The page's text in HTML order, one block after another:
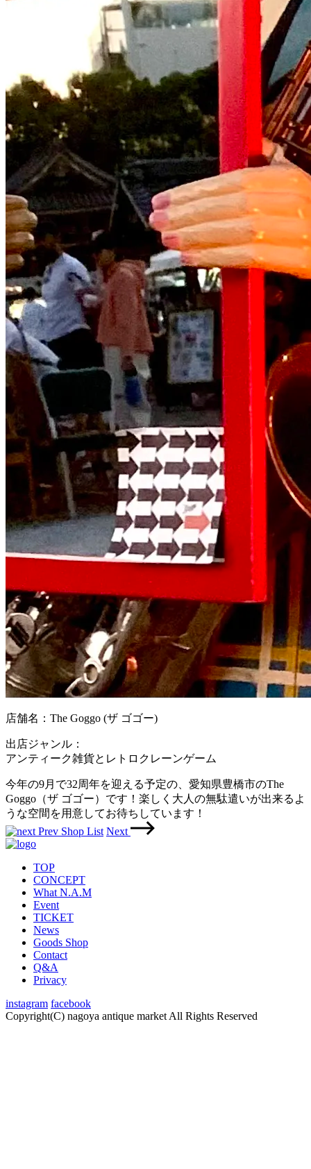
店舗名：The Goggo (ザ ゴゴー)
出店ジャンル：
アンティーク雑貨とレトロクレーンゲーム
今年の9月で32周年を迎える予定の、愛知県豊橋市のThe
Goggo（ザ ゴゴー）です！楽しく大人の無駄遣いが出来るよ
うな空間を用意してお待ちしています！
Prev Shop List Next
TOP
CONCEPT
What N.A.M
Event
TICKET
News
Goods Shop
Contact
Q&A
Privacy
instagram facebook
Copyright(C) nagoya antique market All Rights Reserved